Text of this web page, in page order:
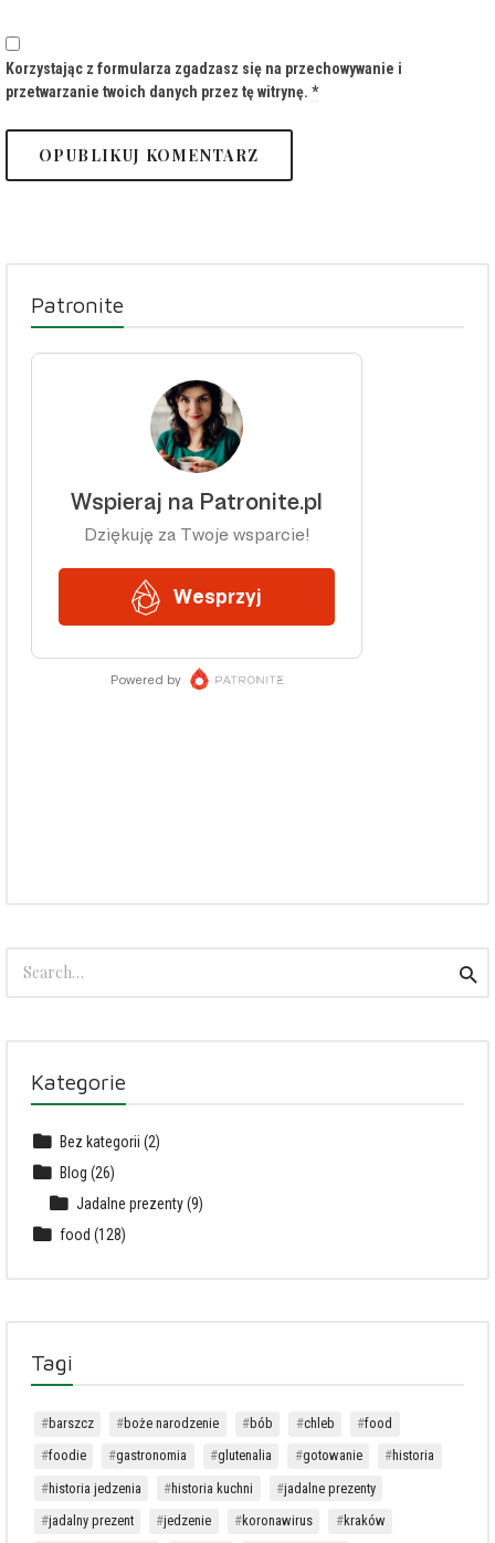
Korzystając z formularza zgadzasz się na przechowywanie i
przetwarzanie twoich danych przez tę witrynę. *
Patronite
for:
Kategorie
Bez kategorii (2)
Blog (26)
Jadalne prezenty(9)
food (128)
Tagi
barszcz boże narodzenie bób chleb
food
foodie
gastronomia glutenalia gotowanie
historia
historia jedzenia
historia kuchni
jadalne prezenty
jadalny prezent
jedzenie koronawirus
kraków